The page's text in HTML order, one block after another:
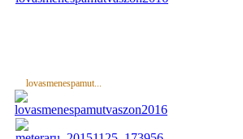
lovasmenespamut...